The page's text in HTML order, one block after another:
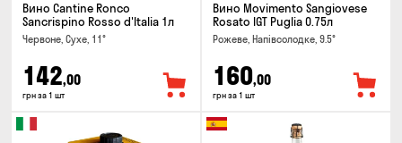
Вино Cantine Ronco
Sancrispino Rosso d'Italia 1л
Червоне, Сухе, 11°
142,00
грн за 1 шт
Вино Movimento Sangiovese
Rosato IGT Puglia 0.75л
Рожеве, Напівсолодке, 9.5°
160,00
грн за 1 шт